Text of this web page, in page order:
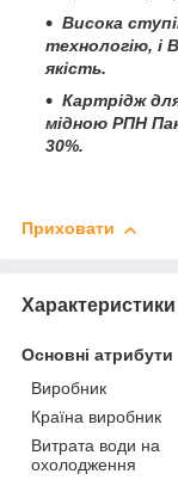
Висока
технологію, і
якість.
Картрідж
мідною РПН
30%.
Приховати
Характеристики
Основні атрибути
Виробник
Країна виробник
Витрата води на
охолодження